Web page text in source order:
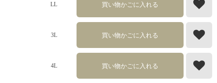
LL 買い物かごに入れる
3L 買い物かごに入れる
4L 買い物かごに入れる